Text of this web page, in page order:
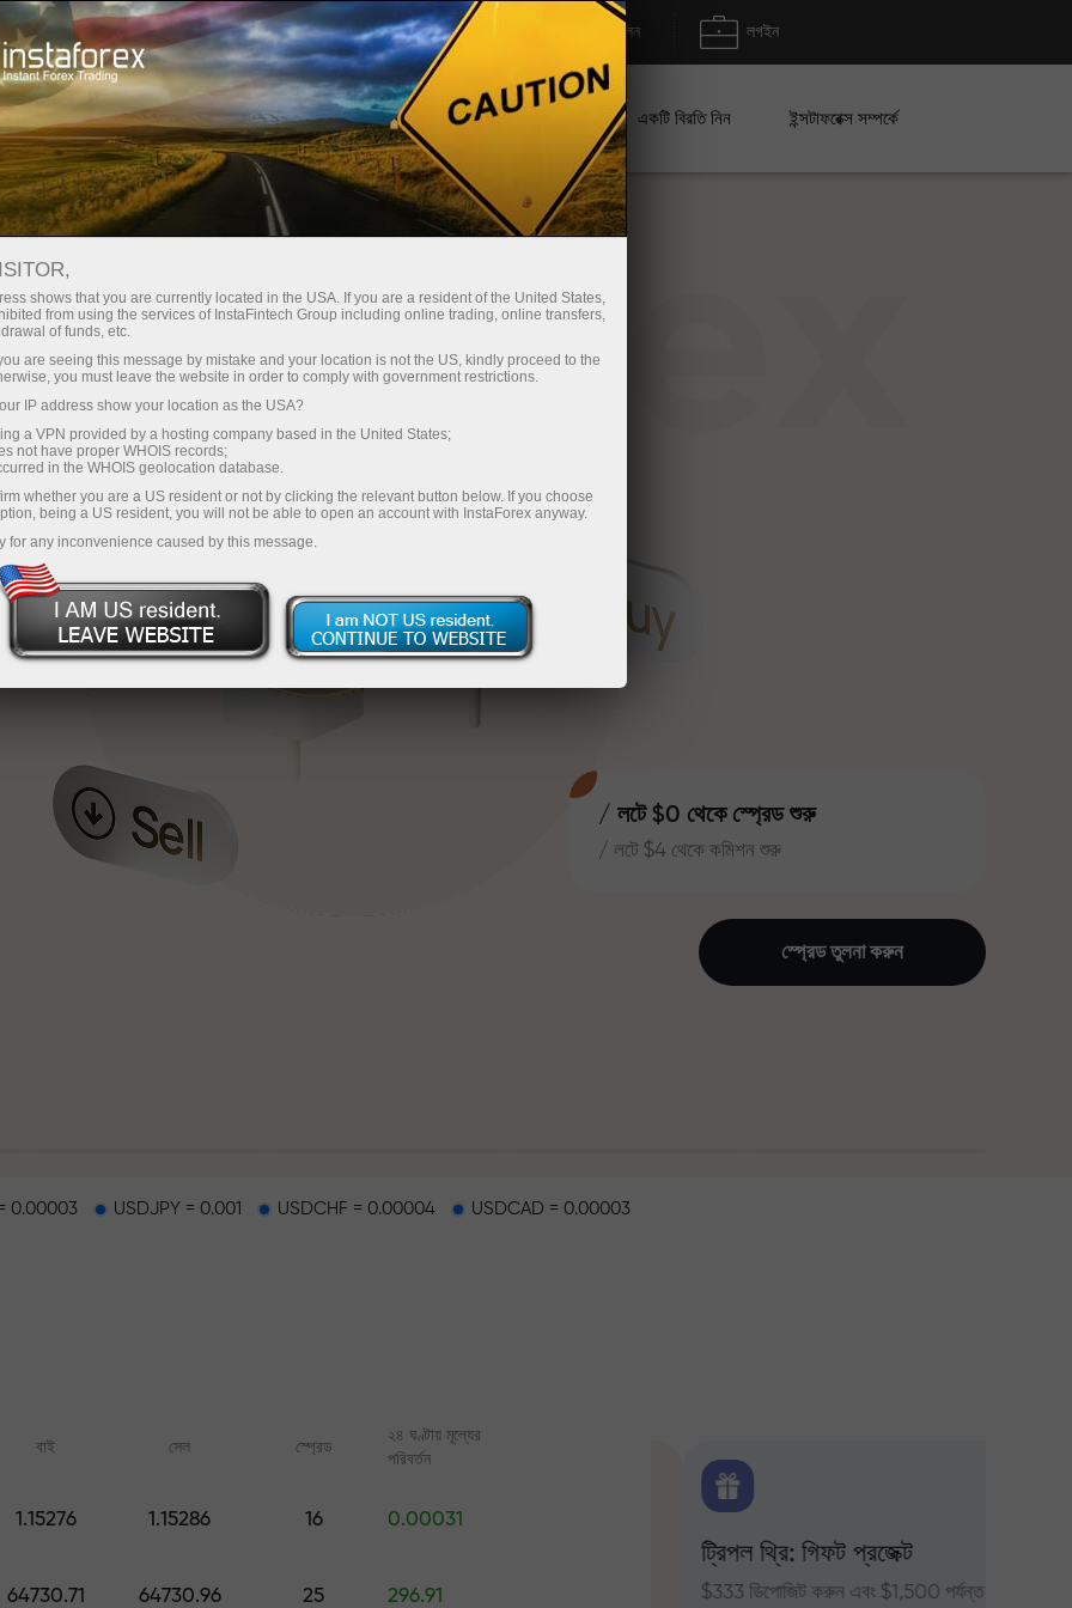
তাৎক্ষণিক অ্যাকাউন্ট খোলা ট্রেডিং প্ল্যাটফর্ম জমা/উত্তোলন লগইন
বিনিয়োগকারীদের জন্য অংশীদারদের জন্য ক্যাম্পেইন একটি বিরতি নিন ইন্সটাফরেক্স সম্পর্কে
/ লটে $0 থেকে স্প্রেড শুরু
/ লটে $4 থেকে কমিশন শুরু
পাওয়া যায়
জ্যাকপট
স্প্রেড তুলনা করুন
0.00003 USDJPY = 0.001 USDCHF = 0.00004 USDCAD = 0.00003
বাই সেল স্প্রেড
২৪ ঘণ্টায় মূল্যের
পরিবর্তন
1.15276 1.15286 16 0.00031
64730.71 64730.96 25 296.91
শূন্য থেকে ট্রেডিং শিখুন — সব লেভেলের জন্য
ফরেক্স, ক্রিপ্টো ও ফিউচার্সের জন্য দৈনিক
ট্রিপল থ্রি: গিফট প্রজেক্ট
$333 ডিপোজিট করুন এবং $1,500 পর্যন্ত
shows that you are currently located in the USA. If you are a resident of the United States,
from using the services of InstaFintech Group including online trading, online transfers,
of funds, etc.
are seeing this message by mistake and your location is not the US, kindly proceed to the
you must leave the website in order to comply with government restrictions.
IP address show your location as the USA?
a VPN provided by a hosting company based in the United States;
not have proper WHOIS records;
in the WHOIS geolocation database.
whether you are a US resident or not by clicking the relevant button below. If you choose
being a US resident, you will not be able to open an account with InstaForex anyway.
for any inconvenience caused by this message.